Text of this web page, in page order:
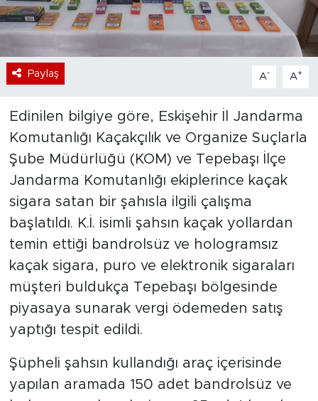
Paylaş A- A+
Edinilen bilgiye göre, Eskişehir İl Jandarma
Komutanlığı Kaçakçılık ve Organize Suçlarla
Şube Müdürlüğü (KOM) ve Tepebaşı İlçe
Jandarma Komutanlığı ekiplerince kaçak
sigara satan bir şahısla ilgili çalışma
başlatıldı. K.İ. isimli şahsın kaçak yollardan
temin ettiği bandrolsüz ve hologramsız
kaçak sigara, puro ve elektronik sigaraları
müşteri buldukça Tepebaşı bölgesinde
piyasaya sunarak vergi ödemeden satış
yaptığı tespit edildi.
Şüpheli şahsın kullandığı araç içerisinde
yapılan aramada 150 adet bandrolsüz ve
Sektör